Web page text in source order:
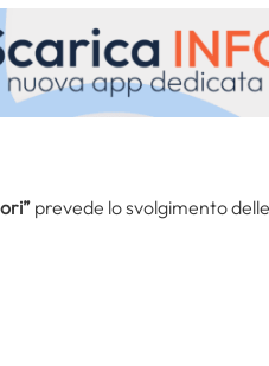
prevede lo svolgimento